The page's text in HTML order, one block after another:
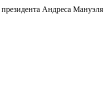
Андреса Мануэля